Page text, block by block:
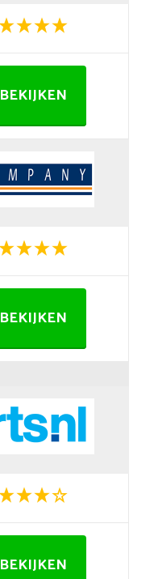
BEKIJKEN
BEKIJKEN
BEKIJKEN